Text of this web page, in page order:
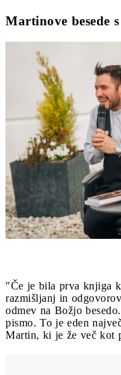
Martinove besede
"Če je bila prva knjiga
razmišljanj in
odmev na Božjo
pismo. To je eden
Martin, ki je že več kot